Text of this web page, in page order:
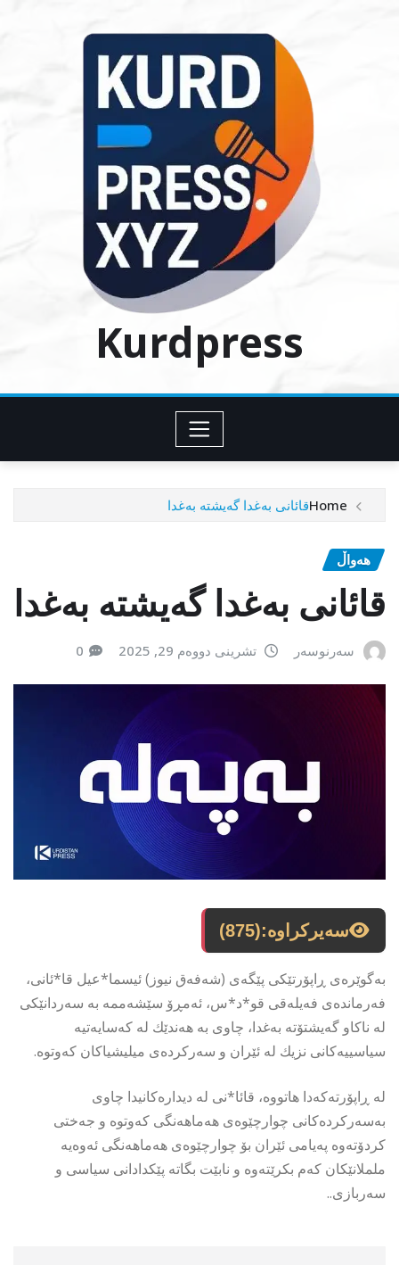
Kurdpress
Homeقائانی بەغدا گەیشتە بەغدا
هەواڵ
قائانی بەغدا گەیشتە بەغدا
سەرنوسەر تشرینی دووەم 29, 2025 0
سەیرکراوە:(875)
بەگوێرەی ڕاپۆرتێكی پێگەی (شەفەق نیوز) ئیسما*عیل قا*ئانی،
فەرماندەی فەیلەقی قو*د*س، ئەمڕۆ سێشەممە بە سەردانێكی
لە ناكاو گەیشتۆتە بەغدا، چاوی بە هەندێك لە كەسایەتیە
سیاسییەكانی نزیك لە ئێران و سەركردەی میلیشیاكان كەوتوە.
لە ڕاپۆرتەكەدا هاتووە، قائا*نی لە دیدارەكانیدا چاوی
بەسەركردەكانی چوارچێوەی هەماهەنگی كەوتوە و جەختی
كردۆتەوە پەیامی ئێران بۆ چوارچێوەی هەماهەنگی ئەوەیە
ململانێكان كەم بكرێتەوە و نابێت بگاتە پێكدادانی سیاسی و
سەربازی..